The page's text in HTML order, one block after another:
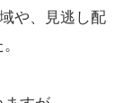
や、見逃し配